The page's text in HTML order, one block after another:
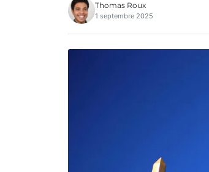
Thomas Roux
1 septembre 2025